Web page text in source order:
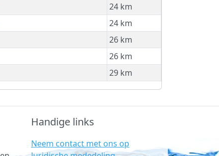
24 km
24 km
26 km
26 km
29 km
Handige links
Neem contact met ons op